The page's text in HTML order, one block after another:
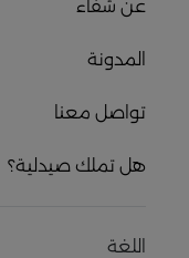
عن شفاء
المدونة
تواصل معنا
هل تملك صيدلية؟
اللغة